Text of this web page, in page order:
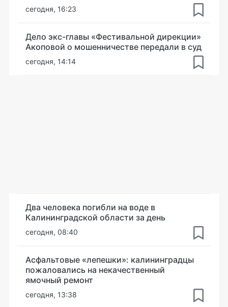
сегодня, 16:23
Дело экс-главы «Фестивальной дирекции»
Акоповой о мошенничестве передали в суд
сегодня, 14:14
Два человека погибли на воде в
Калининградской области за день
сегодня, 08:40
Асфальтовые «лепешки»: калининградцы
пожаловались на некачественный
ямочный ремонт
сегодня, 13:38